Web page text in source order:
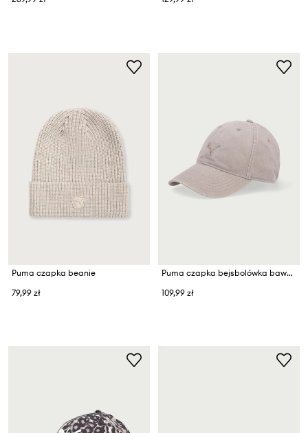
Puma czapka beanie
79,99 zł
Puma czapka bejsbolówka bawełniana Premium cap
109,99 zł